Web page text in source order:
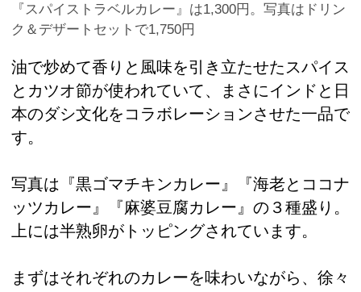
『スパイストラベルカレー』は1,300円。写真はドリン
ク＆デザートセットで1,750円
油で炒めて香りと風味を引き立たせたスパイス
とカツオ節が使われていて、まさにインドと日
本のダシ文化をコラボレーションさせた一品で
す。
写真は『黒ゴマチキンカレー』『海老とココナ
ッツカレー』『麻婆豆腐カレー』の３種盛り。
上には半熟卵がトッピングされています。
まずはそれぞれのカレーを味わいながら、徐々